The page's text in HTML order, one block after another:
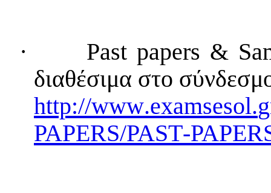
· Past papers &
διαθέσιμα στο
http://www.examsesol.
PAPERS/PAST-